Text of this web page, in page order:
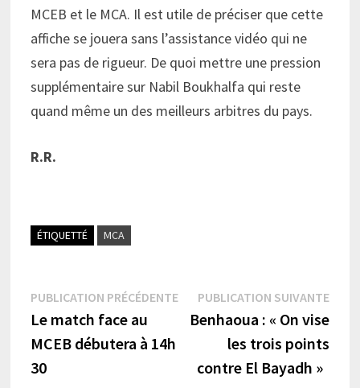
MCEB et le MCA. Il est utile de préciser que cette
affiche se jouera sans l’assistance vidéo qui ne
sera pas de rigueur. De quoi mettre une pression
supplémentaire sur Nabil Boukhalfa qui reste
quand même un des meilleurs arbitres du pays.
R.R.
ÉTIQUETTÉ MCA
Navigation
de
l’article
PUBLICATION PRÉCÉDENTEPublication
précédente :
Le match face au
MCEB débutera à 14h
30
PUBLICATION SUIVANTE
Benhaoua : « On vise
les trois points
contre El Bayadh »